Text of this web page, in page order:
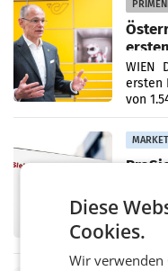
WIEN
ersten
von
einem
Diese
Cookies.
Wir verwenden